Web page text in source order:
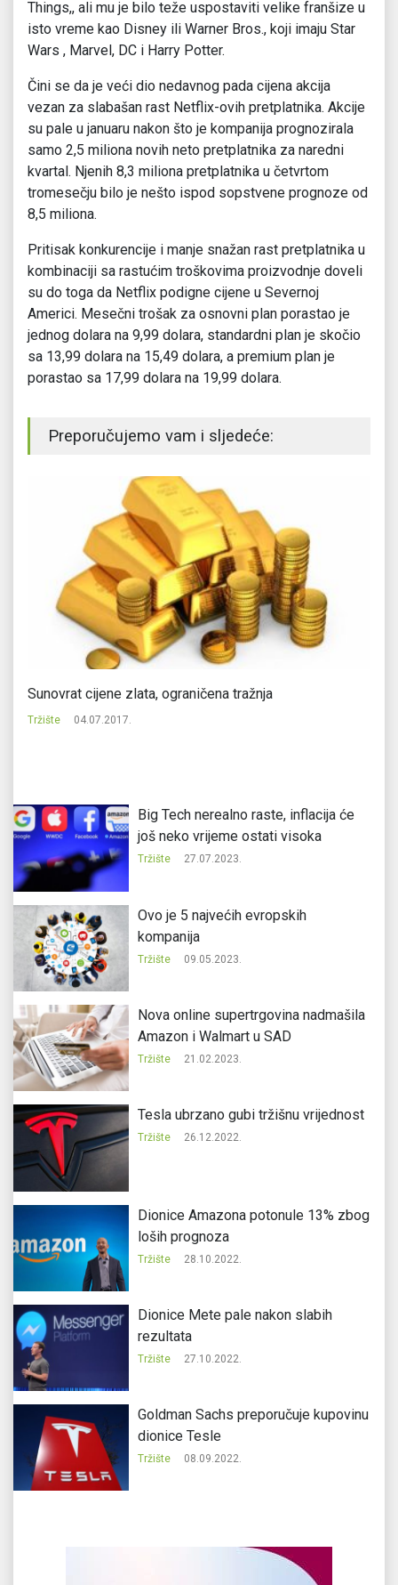
Things,, ali mu je bilo teže uspostaviti velike franšize u
isto vreme kao Disney ili Warner Bros., koji imaju Star
Wars , Marvel, DC i Harry Potter.
Čini se da je veći dio nedavnog pada cijena akcija
vezan za slabašan rast Netflix-ovih pretplatnika. Akcije
su pale u januaru nakon što je kompanija prognozirala
samo 2,5 miliona novih neto pretplatnika za naredni
kvartal. Njenih 8,3 miliona pretplatnika u četvrtom
tromesečju bilo je nešto ispod sopstvene prognoze od
8,5 miliona.
Pritisak konkurencije i manje snažan rast pretplatnika u
kombinaciji sa rastućim troškovima proizvodnje doveli
su do toga da Netflix podigne cijene u Severnoj
Americi. Mesečni trošak za osnovni plan porastao je
jednog dolara na 9,99 dolara, standardni plan je skočio
sa 13,99 dolara na 15,49 dolara, a premium plan je
porastao sa 17,99 dolara na 19,99 dolara.
Preporučujemo vam i sljedeće:
Sunovrat cijene zlata, ograničena tražnja
Tržište 04.07.2017.
Big Tech nerealno raste, inflacija će
još neko vrijeme ostati visoka
Tržište 27.07.2023.
Ovo je 5 najvećih evropskih
kompanija
Tržište 09.05.2023.
Nova online supertrgovina nadmašila
Amazon i Walmart u SAD
Tržište 21.02.2023.
Tesla ubrzano gubi tržišnu vrijednost
Tržište 26.12.2022.
Dionice Amazona potonule 13% zbog
loših prognoza
Tržište 28.10.2022.
Dionice Mete pale nakon slabih
rezultata
Tržište 27.10.2022.
Goldman Sachs preporučuje kupovinu
dionice Tesle
Tržište 08.09.2022.